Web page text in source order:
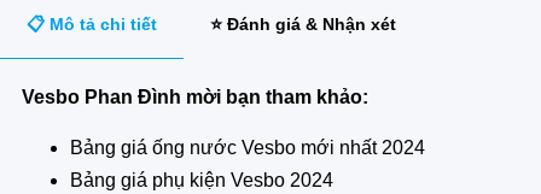
📋 Mô tả chi tiết ⭐ Đánh giá & Nhận xét
Vesbo Phan Đình mời bạn tham khảo:
Bảng giá ống nước Vesbo mới nhất 2024
Bảng giá phụ kiện Vesbo 2024